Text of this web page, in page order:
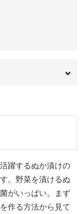
01:51
03:40
06:05
躍するぬか漬けの
。野菜を漬けるぬ
がいっぱい。まず
作る方法から見て